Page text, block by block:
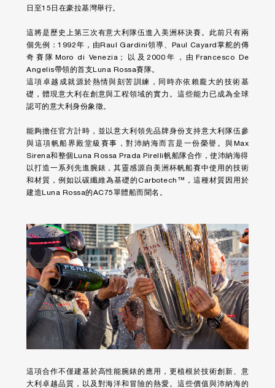
日至15日在豪拉基灣舉行。
這將是歷史上第三次有意大利隊伍進入美洲杯決賽。此前只有兩
個先例：1992年，由Raul Gardini領導、Paul Cayard掌舵的傳
奇賽隊Moro di Venezia；以及2000年，由Francesco De
Angelis帶領的首支Luna Rossa賽隊。
這項卓越成就源於熱情與刻苦訓練，同時亦依賴龐大的技術基
礎，體現意大利在創意與工程領域的實力。這些能力已成為全球
認可的意大利身份象徵。
能夠擔任官方計時，並以意大利領先品牌身份支持意大利隊伍參
與這項帆船界殿堂級賽事，對沛納海而言是一份榮譽。與Max
Sirena和整個Luna Rossa Prada Pirelli帆船隊合作，使沛納海得
以打造一系列先進腕錶，其靈感源自美洲杯帆船賽中使用的技術
和材質，例如以碳纖維為基礎的Carbotech™，這種材質因用於
建造Luna Rossa的AC75單體船而聞名。
這項合作不僅建基於高性能腕錶的應用，更植根於技術創新、意
大利卓越品質，以及對海洋和冒險的熱愛。這些價值與沛納海的